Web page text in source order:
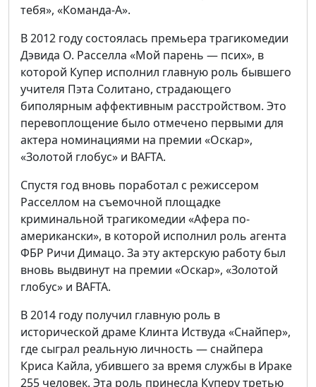
тебя», «Команда-А».
В 2012 году состоялась премьера трагикомедии
Дэвида О. Расселла «Мой парень — псих», в
которой Купер исполнил главную роль бывшего
учителя Пэта Солитано, страдающего
биполярным аффективным расстройством. Это
перевоплощение было отмечено первыми для
актера номинациями на премии «Оскар»,
«Золотой глобус» и BAFTA.
Спустя год вновь поработал с режиссером
Расселлом на съемочной площадке
криминальной трагикомедии «Афера по-
американски», в которой исполнил роль агента
ФБР Ричи Димацо. За эту актерскую работу был
вновь выдвинут на премии «Оскар», «Золотой
глобус» и BAFTA.
В 2014 году получил главную роль в
исторической драме Клинта Иствуда «Снайпер»,
где сыграл реальную личность — снайпера
Криса Кайла, убившего за время службы в Ираке
255 человек. Эта роль принесла Куперу третью